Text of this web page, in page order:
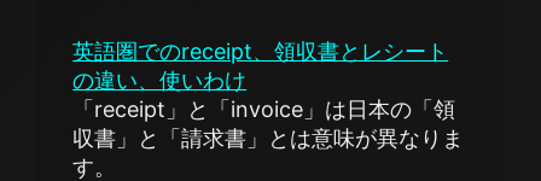
英語圏でのreceipt、領収書とレシート
の違い、使いわけ
「receipt」と「invoice」は日本の「領
収書」と「請求書」とは意味が異なりま
す。